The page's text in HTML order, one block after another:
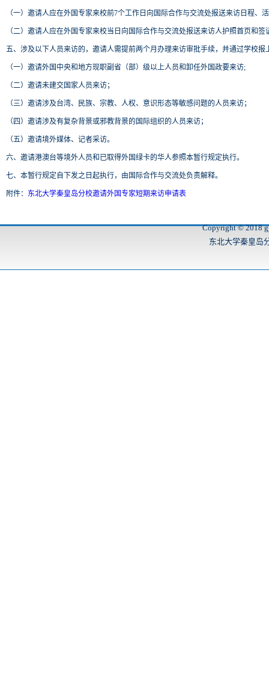
（一）邀请人应在外国专家来校前7个工作日向国际合作与交流处报送来访日程、
（二）邀请人应在外国专家来校当日向国际合作与交流处报送来访人护照首页和
五、涉及以下人员来访的，邀请人需提前两个月办理来访审批手续，并通过学校报
（一）邀请外国中央和地方现职副省（部）级以上人员和卸任外国政要来访;
（二）邀请未建交国家人员来访；
（三）邀请涉及台湾、民族、宗教、人权、意识形态等敏感问题的人员来访；
（四）邀请涉及有复杂背景或邪教背景的国际组织的人员来访；
（五）邀请境外媒体、记者采访。
六、邀请港澳台等境外人员和已取得外国绿卡的华人参照本暂行规定执行。
七、本暂行规定自下发之日起执行，由国际合作与交流处负责解释。
附件： 东北大学秦皇岛分校邀请外国专家短期来访申请表
Copyright © 2018
东北大学秦皇岛